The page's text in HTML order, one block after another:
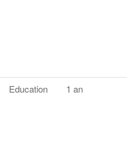
Education 1 an